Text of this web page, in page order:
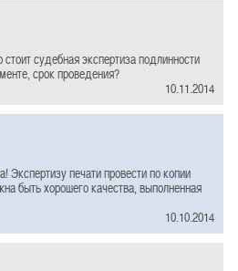
судебная экспертиза подлинности
срок проведения?
10.11.2014
Экспертизу печати провести по копии
быть хорошего качества, выполненная
10.10.2014